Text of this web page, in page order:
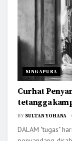
SINGAPURA
Curhat
tetangga
BY SULTAN YOHANA
DALAM "tugas"